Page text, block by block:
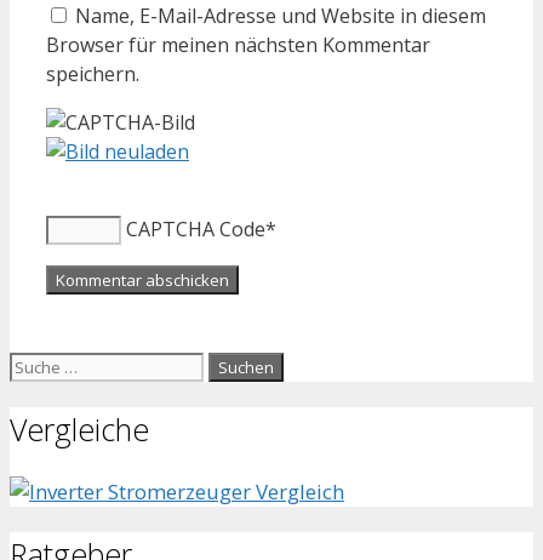
Name, E-Mail-Adresse und Website in diesem
Browser für meinen nächsten Kommentar
speichern.
CAPTCHA Code*
Suche
Vergleiche